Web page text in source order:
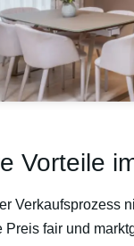
Vorteile
Verkaufsprozess
fair und